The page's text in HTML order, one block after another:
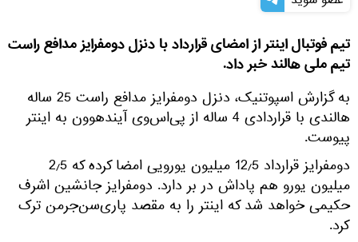
تیم فوتبال اینتر از امضای قرارداد با دنزل دومفرایز مدافع راست
تیم ملی هالند خبر داد.
به گزارش اسپوتنیک، دنزل دومفرایز مدافع راست 25 ساله
هالندی با قراردادی 4 ساله از پی‌اس‌وی آیندهوون به اینتر
پیوست.
دومفرایز قرارداد 12٫5 میلیون یورویی امضا کرده که 2٫5
میلیون یورو هم پاداش در بر دارد. دومفرایز جانشین اشرف
حکیمی خواهد شد که اینتر را به مقصد پاری‌سن‌جرمن ترک
کرد.